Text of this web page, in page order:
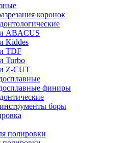
коронок
ABACUS
Kiddes
TDF
Turbo
Z-CUT
финиры
боры
полировки